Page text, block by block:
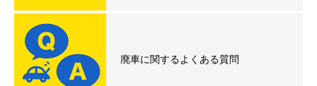
廃車に関するよくある質問